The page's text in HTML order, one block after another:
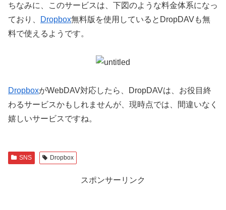
ちなみに、このサービスは、下図のような料金体系になっ
ており、
Dropbox無料版を使用しているとDropDAVも無
料で使えるようです。
DropboxがWebDAV対応したら、DropDAVは、お役目終
わるサービスかもしれませんが、現時点では、間違いなく
嬉しいサービスですね。
SNS Dropbox
スポンサーリンク